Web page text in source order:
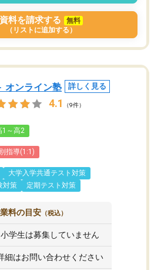
資料を請求する
無料
（リストに追加する）
オンライン塾 詳しく見る
4.1 （9件）
1～高2
指導(1:1)
大学入学共通テスト対策
対策
定期テスト対策
料の目安 （税込）
小学生は募集していません
細はお問い合わせください